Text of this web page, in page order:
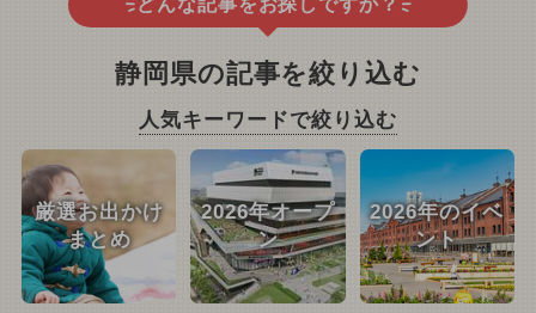
どんな記事をお探しですか？
静岡県の記事を絞り込む
人気キーワードで絞り込む
厳選お出かけ
まとめ
2026年オープ
ン
2026年のイベ
ント